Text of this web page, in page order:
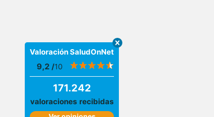
Valoración SaludOnNet
9,2 /10
171.242
valoraciones recibidas